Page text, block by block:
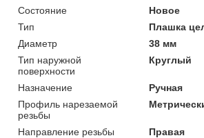
Состояние
Новое
Тип
Плашка
Диаметр
38 мм
Тип наружной
поверхности
Круглый
Назначение
Ручная
Профиль нарезаемой
резьбы
Направление резьбы
Правая